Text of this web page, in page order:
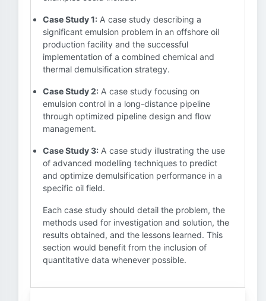
Case Study 1: A case study describing a
significant emulsion problem in an offshore oil
production facility and the successful
implementation of a combined chemical and
thermal demulsification strategy.
Case Study 2: A case study focusing on
emulsion control in a long-distance pipeline
through optimized pipeline design and flow
management.
Case Study 3: A case study illustrating the use
of advanced modelling techniques to predict
and optimize demulsification performance in a
specific oil field.
Each case study should detail the problem, the
methods used for investigation and solution, the
results obtained, and the lessons learned. This
section would benefit from the inclusion of
quantitative data whenever possible.